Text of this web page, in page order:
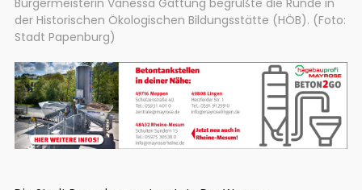
der Historischen Ökologischen Bildungsstätte (HÖB). (Foto:
Stadt Papenburg)